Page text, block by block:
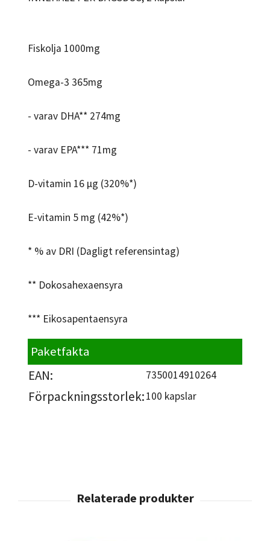
Fiskolja 1000mg
Omega-3 365mg
- varav DHA** 274mg
- varav EPA*** 71mg
D-vitamin 16 μg (320%*)
E-vitamin 5 mg (42%*)
* % av DRI (Dagligt referensintag)
** Dokosahexaensyra
*** Eikosapentaensyra
Paketfakta
EAN: 7350014910264
Förpackningsstorlek:100 kapslar